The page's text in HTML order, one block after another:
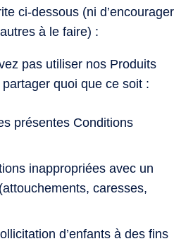
ci-dessous (ni d’encourager
à le faire) :
pas utiliser nos Produits
quoi que ce soit :
présentes Conditions
inappropriées avec un
caresses,
d’enfants à des fins